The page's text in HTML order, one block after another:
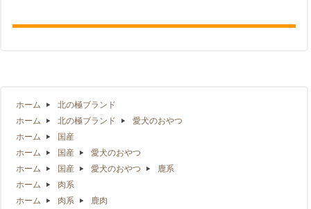
ホーム
北の極ブランド
ホーム
北の極ブランド
愛犬のおやつ
ホーム
国産
ホーム
国産
愛犬のおやつ
ホーム
国産 愛犬のおやつ
鹿系
ホーム
肉系
ホーム
肉系 鹿肉